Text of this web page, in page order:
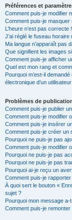
Préférences et
Comment puis-je modifier
Comment puis-je masquer
L’heure n’est pas correcte !
J’ai réglé le fuseau horaire
Ma langue n’apparaît pas
Que signifient les images
Comment puis-je afficher
Quel est mon rang et
Pourquoi m’est-il
électronique d’un
Problèmes de
Comment puis-je publier
Comment puis-je modifier
Comment puis-je insérer
Comment puis-je créer un
Pourquoi ne puis-je pas
Comment puis-je modifier
Pourquoi ne puis-je pas
Pourquoi ne puis-je pas
Pourquoi ai-je reçu un
Comment puis-je
À quoi sert le bouton «
sujet ?
Pourquoi mon message a-
Comment puis-je